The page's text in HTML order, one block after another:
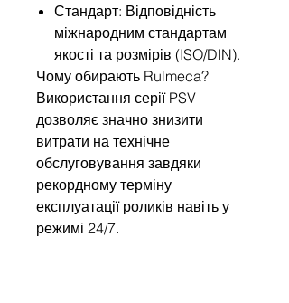
Стандарт: Відповідність
міжнародним стандартам
якості та розмірів (ISO/DIN).
Чому обирають Rulmeca?
Використання серії PSV
дозволяє значно знизити
витрати на технічне
обслуговування завдяки
рекордному терміну
експлуатації роликів навіть у
режимі 24/7.